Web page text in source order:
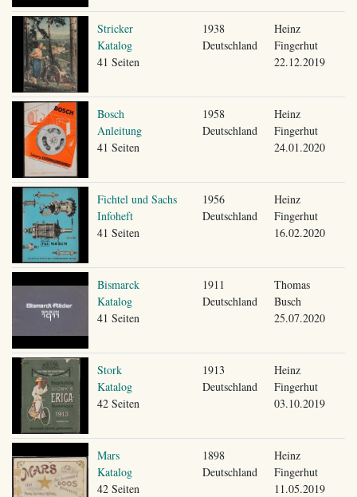
Stricker
Katalog
41 Seiten
1938
Deutschland
Heinz
Fingerhut
22.12.2019
Bosch
Anleitung
41 Seiten
1958
Deutschland
Heinz
Fingerhut
24.01.2020
Fichtel und Sachs
Infoheft
41 Seiten
1956
Deutschland
Heinz
Fingerhut
16.02.2020
Bismarck
Katalog
41 Seiten
1911
Deutschland
Thomas
Busch
25.07.2020
Stork
Katalog
42 Seiten
1913
Deutschland
Heinz
Fingerhut
03.10.2019
Mars
Katalog
42 Seiten
1898
Deutschland
Heinz
Fingerhut
11.05.2019